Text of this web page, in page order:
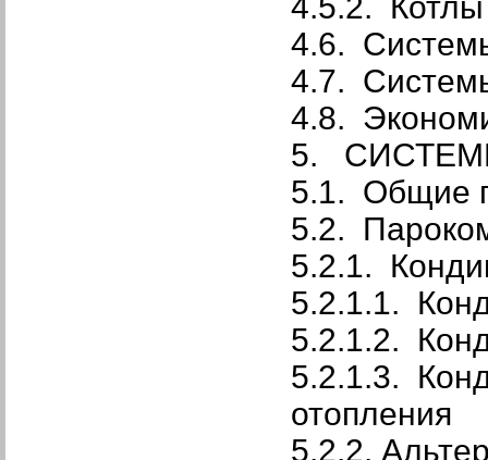
4.6.
4.7.
4.8.
5.
5.1. Общие
5.2.
5.2.1.
5.2.1.1.
5.2.1.2.
5.2.1.3.
отопления
5.2.2.